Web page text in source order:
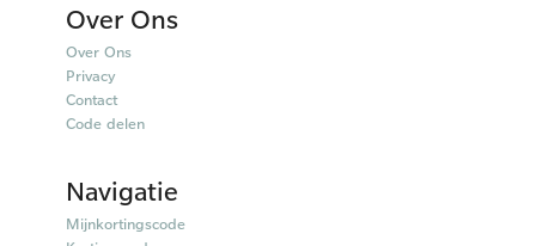
Over Ons
Over Ons
Privacy
Contact
Code delen
Navigatie
Mijnkortingscode